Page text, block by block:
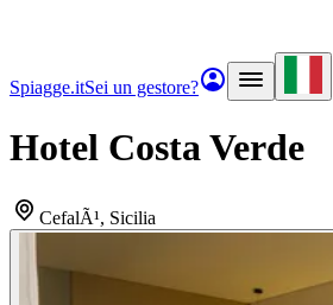
Spiagge.itSei un gestore?
Hotel Costa Verde
CefalÃ¹, Sicilia